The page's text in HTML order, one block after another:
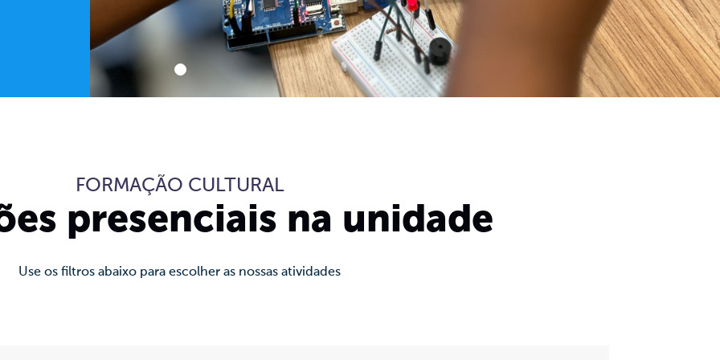
FORMAÇÃO CULTURAL
presenciais na unidade
Use os filtros abaixo para escolher as nossas atividades